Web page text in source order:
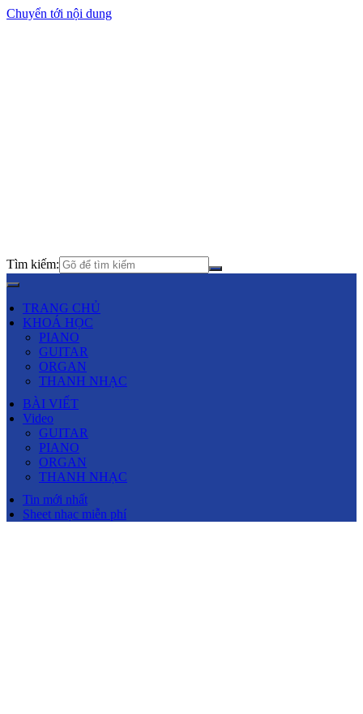
Chuyển tới nội dung
Tìm kiếm:
TRANG CHỦ
KHOÁ HỌC
PIANO
GUITAR
ORGAN
THANH NHẠC
BÀI VIẾT
Video
GUITAR
PIANO
ORGAN
THANH NHẠC
Tin mới nhất
Sheet nhạc miễn phí